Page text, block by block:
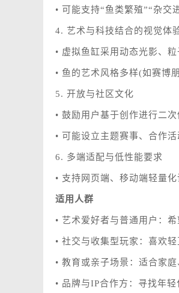
• 可能支持“鱼类繁殖”“杂交
4. 艺术与科技结合的视觉体
• 虚拟鱼缸采用动态光影、
• 鱼的艺术风格多样(如赛博
5. 开放与社区文化
• 鼓励用户基于创作进行二
• 可能设立主题赛事、合作
6. 多端适配与低性能要求
• 支持网页端、移动端轻量
适用人群
• 艺术爱好者与普通用户：
• 社交与收集型玩家：喜欢
• 教育或亲子场景：适合家
• 品牌与IP合作方：寻找年